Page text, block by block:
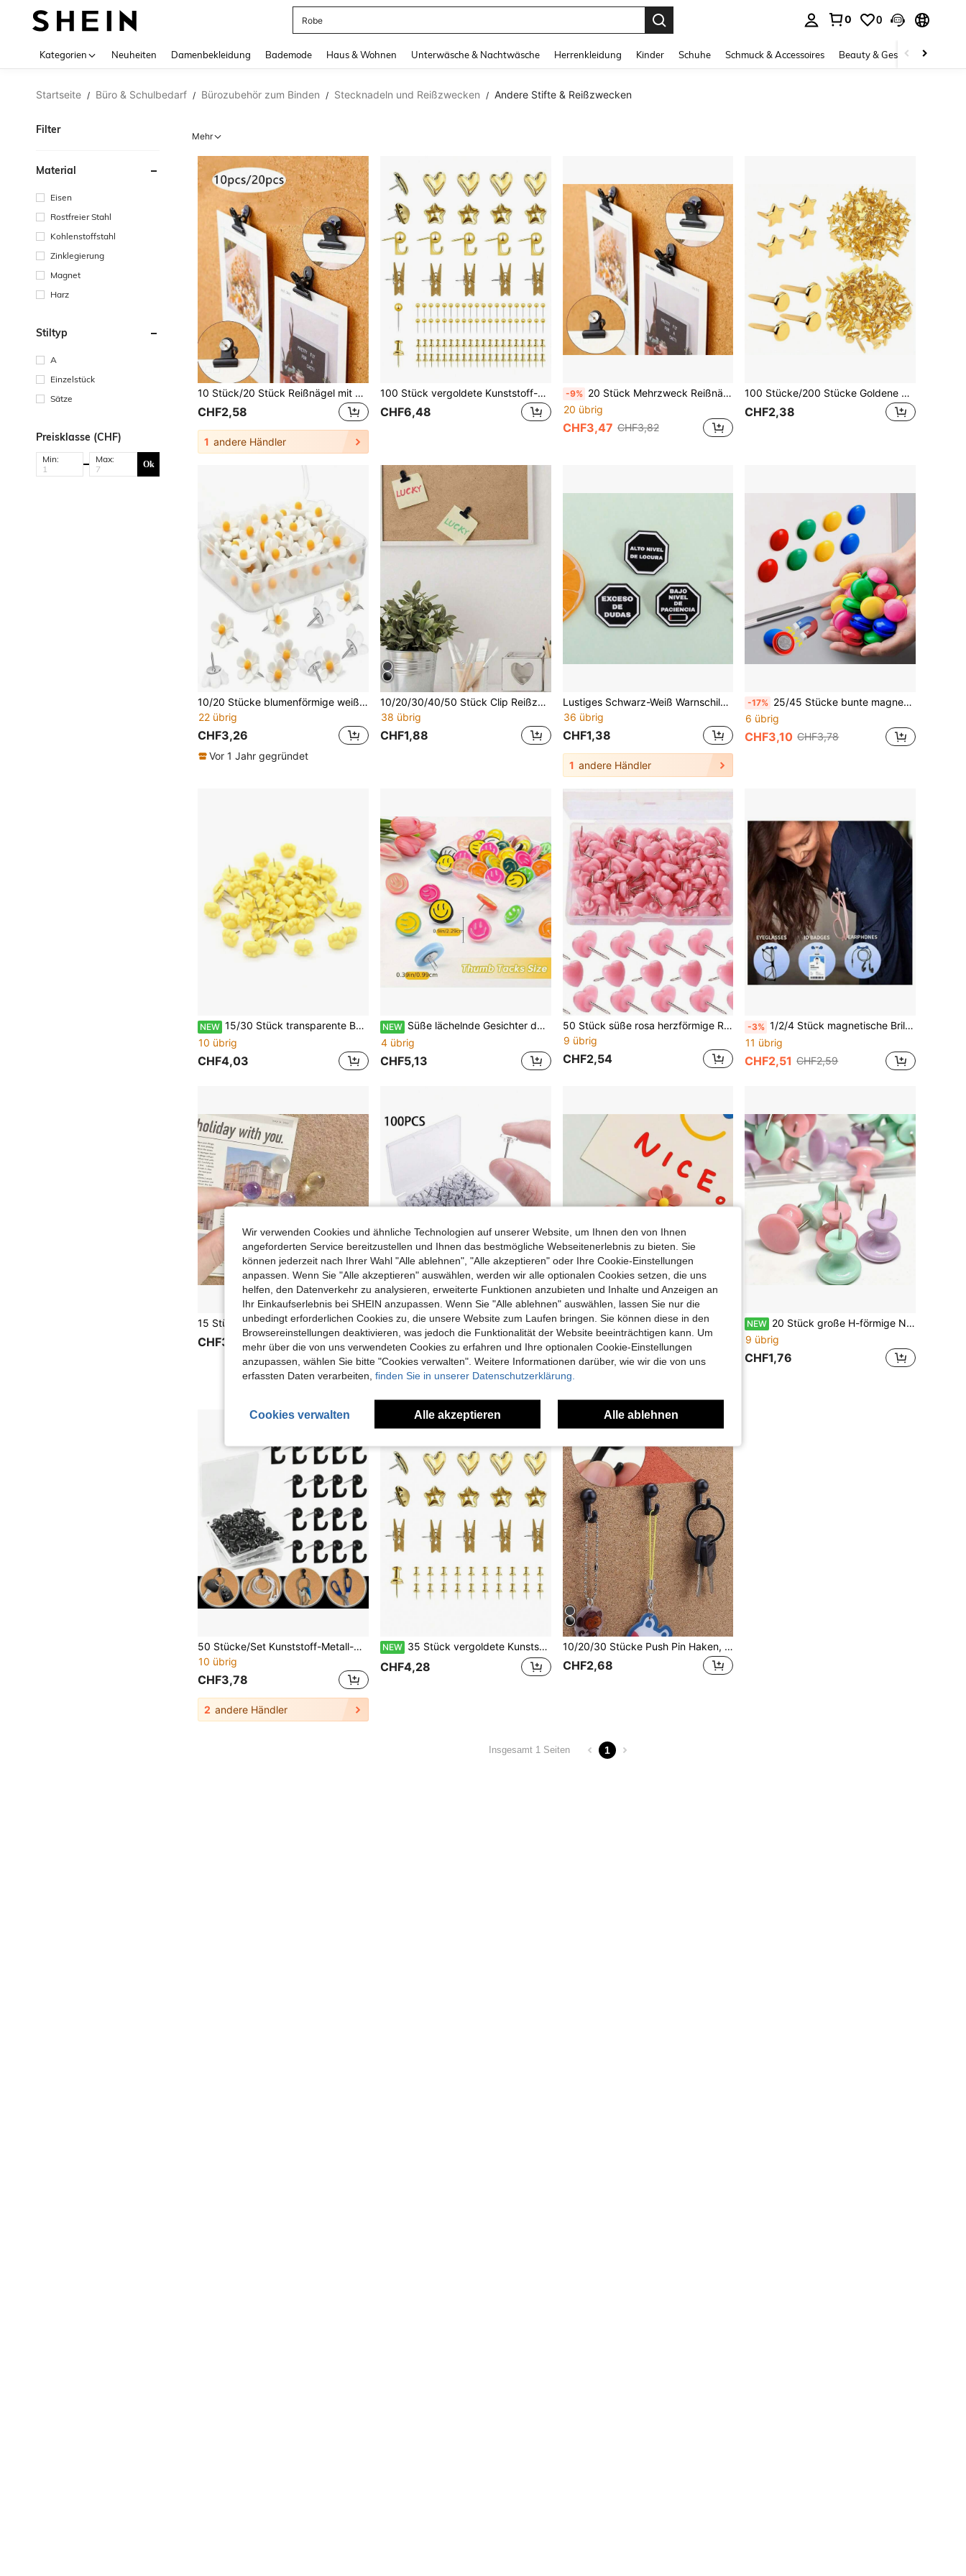
Jumpsuit Damen
0 0
Kategorien Neuheiten Damenbekleidung Bademode Haus & Wohnen Unterwäsche & Nachtwäsche Herrenkleidung Kinder Schuhe Schmuck & Accessoires Beauty & Gesundheit
Startseite / Büro & Schulbedarf / Bürozubehör zum Binden / Stecknadeln und Reißzwecken / Andere Stifte & Reißzwecken
Filter
Material
Eisen
Rostfreier Stahl
Kohlenstoffstahl
Zinklegierung
Magnet
Harz
Stiltyp
A
Einzelstück
Sätze
Preisklasse (CHF)
Min: Max: Ok
Mehr
10 Stück/20 Stück Reißnägel mit Stiften, Reißnägel zur Befestigung für Schule, Basteln, Fotodateien an Pinnwänden, Trennwände ohne Löcher (Schwarz)
CHF2,58
1 andere Händler
100 Stück vergoldete Kunststoff-Reißzwecken, vielseitige Büroartikel, geeignet für Korkwand-Dekoration, Pinnwand-Anordnung, Fotowand-Akzente, Dokumentenbefestigung, Kartenmarkierung, handgefertigte DIY-Projekte, Klassenzimmer, Wohnheim und Schreibtisch-Organisation
CHF6,48
-9% 20 Stück Mehrzweck Reißnägel und Klammern Set zum Aufhängen von Bildern, Basteln und Bürogebrauch - beinhaltet Reißzwecken, Gelenkclips, Büroklammern und Aktenklammern, Schulanfang, Schulanfang, Schulmaterial
20 übrig
CHF3,47 CHF3,82
100 Stücke/200 Stücke Goldene Mini-Heftklammern - glatte runde & sternförmige - Vielseitig einsetzbar für Scrapbooking Deko & Bürobedarf, geeignet für Basteleien, DIY-Projekte, Aktenorganisation, Planer, Schreibwaren, Valentinstag Handwerks-Dekorationen
CHF2,38
10/20 Stücke blumenförmige weiße Reißzwecken für Korkwand, dekorative Stecknadeln für Fotowand, Akzentwand, Karte, Pinnwand, Büro oder Zuhause, Whiteboard Korkwand Karte Pinnwand Foto, geeignet für die Schulanfangssaison, Schulanfangsgeschenke, Klassenzimmer Dekorationszubehör, Schulanfang
22 übrig
CHF3,26
Vor 1 Jahr gegründet
10/20/30/40/50 Stück Clip Reißzwecken, Reißzwecken Clips mit Daumenspitzen Set, Mehrzweck-Reißzwecken zum Anheften ohne Löcher für Schule, Kunstprojekte auf Korkbrett, Fotos, Dokumente auf Pinnwand, Papier auf Trennwand ohne Löcher (Schwarz), Schulsachen
38 übrig
CHF1,88
Lustiges Schwarz-Weiß Warnschild Abzeichen, kann Rucksack, Jacke, Geburtstag, Valentinstag Geschenk dekorieren, geeignet für Hemden, Jacken, Rucksäcke, Hüte, usw.
36 übrig
CHF1,38
1 andere Händler
-17% 25/45 Stücke bunte magnetische Reißzwecken, Saugnapf-Reißzwecken, Kühlschrank-Magnetstifte, geeignet für Whiteboard, Tafel, Büro- und Schulbedarf
6 übrig
CHF3,10 CHF3,78
NEW 15/30 Stück transparente Bären-Krallen-Reißzwecken, neues Produkt, I-Typ-Nägel, Malerei-Befestigungsnägel, Holz-Wand-Reißzwecken, Krallen-Nägel
10 übrig
CHF4,03
NEW Süße lächelnde Gesichter dekorative Reißzwecken, süße Pinnwand Reißzwecken, geeignet für Korkwand, verwendet für Büroorganisation oder Heimdekoration
4 übrig
CHF5,13
50 Stück süße rosa herzförmige Reißnägel - perfekt für Zuhause, Schule und Büro Dekoration!
9 übrig
CHF2,54
-3% 1/2/4 Stück magnetische Brillen-Anti-Verlust-Brosche, multifunktionaler Brillenclip + Kopfhörerkabel-Clip, metallische S-förmige Schlossstruktur, ideal für die tägliche Aufbewahrung kleiner Gegenstände, auch das beste Geschenk für kurzsichtige Menschen, Büroangestellte und ältere Menschen
11 übrig
CHF2,51 CHF2,59
15 Stücke/30 Stücke kreative transparente Glitzerkugel-Reißzwecken, INS-Stil Kristallkugel glänzende Reißzwecken, geeignet für Fotowand-Dekoration, Filzbrett-Dekoration, Korkbrett-Dekoration, Pinnwand-Dekoration
CHF3,55
100 Stücke/Set klare Reißzwecken, hochwertige Reißzwecken mit Stahlspitze und flachem Kunststoffkopf für Fotowand, Pinnwand, Homeoffice-Nutzung, Korkbretter, Karten & Fotos
CHF3,38
5 übrig
CHF3,21
NEW 20 Stück große H-förmige Nägel, Kappen-Nägel, zum Positionieren und Befestigen von Korkplatten, Filzplatten usw.
9 übrig
CHF1,76
50 Stücke/Set Kunststoff-Metall-Häkelnadel Schwarze Kork Reißnägel Dekorative Reißnägel Haken Rückseite Druckknöpfe Haken für Pinnwand
10 übrig
CHF3,78
2 andere Händler
NEW 35 Stück vergoldete Kunststoff-Reißzwecken, multifunktionale Büroartikel, geeignet für Korkwand-Dekoration, Pinnwand-Anordnung, Fotowand-Verschönerung, Dokumentenbefestigung, Kartenmarkierung, handgemachte DIY-Projekte, Klassenzimmer, Wohnheim und Schreibtisch-Aufbewahrung
CHF4,28
10/20/30 Stücke Push Pin Haken, Haken mit Plastikkopf und Korkplatte, dekorative Reißnägel für Fotowand, Pinnwand, Heimwand, Home Office Schulmaterial (Schwarz, Transparent, Schwarz und Transparent) Schulanfang, Schulanfang, Schulmaterial
CHF2,68
Insgesamt 1 Seiten 1
Wir verwenden Cookies und ähnliche Technologien auf unserer Website, um Ihnen den von Ihnen
angeforderten Service bereitzustellen und Ihnen das bestmögliche Webseitenerlebnis zu bieten. Sie
können jederzeit nach Ihrer Wahl "Alle ablehnen", "Alle akzeptieren" oder Ihre Cookie-Einstellungen
anpassen. Wenn Sie "Alle akzeptieren" auswählen, werden wir alle optionalen Cookies setzen, die uns
helfen, den Datenverkehr zu analysieren, erweiterte Funktionen anzubieten und Inhalte und Anzeigen an
Ihr Einkaufserlebnis bei SHEIN anzupassen. Wenn Sie "Alle ablehnen" auswählen, lassen Sie nur die
unbedingt erforderlichen Cookies zu, die unsere Website zum Laufen bringen. Sie können diese in den
Browsereinstellungen deaktivieren, was jedoch die Funktionalität der Website beeinträchtigen kann. Um
mehr über die von uns verwendeten Cookies zu erfahren und Ihre optionalen Cookie-Einstellungen
anzupassen, wählen Sie bitte "Cookies verwalten". Weitere Informationen darüber, wie wir die von uns
erfassten Daten verarbeiten, finden Sie in unserer Datenschutzerklärung.
Cookies verwalten Alle akzeptieren Alle ablehnen